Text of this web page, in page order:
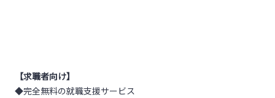
【求職者向け】
◆完全無料の就職支援サービス